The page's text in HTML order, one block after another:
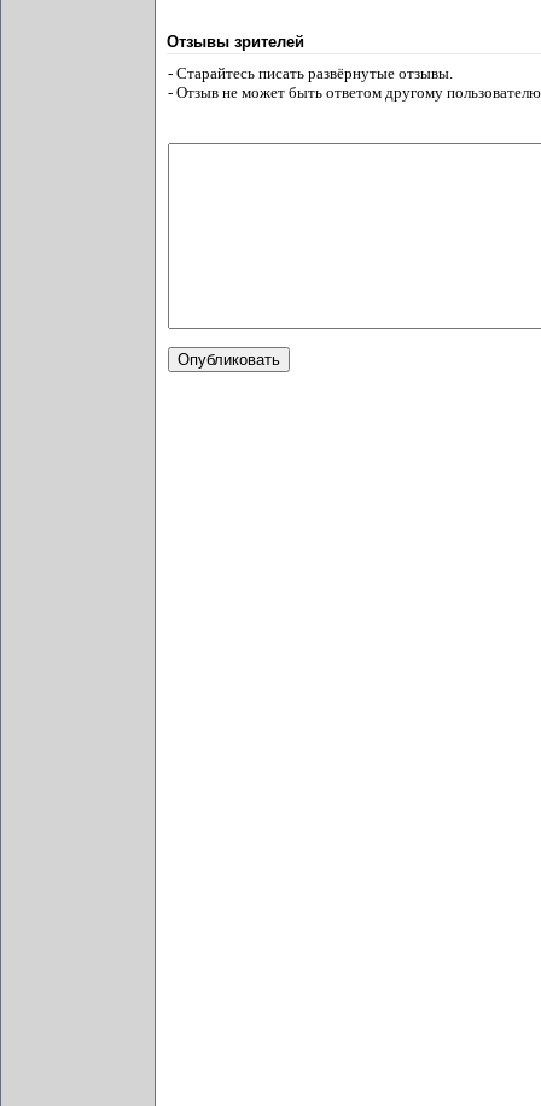
Отзывы зрителей
- Старайтесь писать развёрнутые отзывы.
- Отзыв не может быть ответом другому